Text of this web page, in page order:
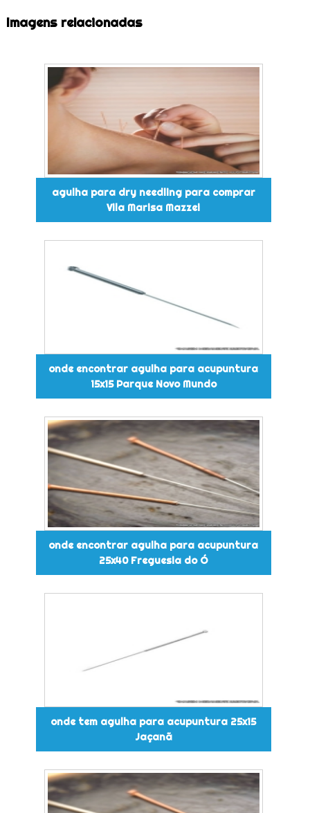
Imagens relacionadas
agulha para dry needling para comprar
Vila Marisa Mazzei
onde encontrar agulha para acupuntura
15x15 Parque Novo Mundo
onde encontrar agulha para acupuntura
25x40 Freguesia do Ó
onde tem agulha para acupuntura 25x15
Jaçanã